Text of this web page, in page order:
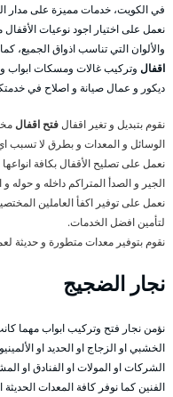
في الكويت، خدمات مميزة على مدار
نعمل على اختيار اجود نوعيات
والألوان التي تناسب اذواق الجميع،
اقفال وتركيب غالات ومسكات ابواب
ديكور و عمال صيانة و اصلاح في
نقوم بتبديل و تغير اقفالفتح اقفال
الوسائل و المعدات و بطرق لا تسبب
نعمل على تصليح الأقفال بكافة
الجير و الصدأ المتراكم داخله و
نعمل على توفير اكفأ العاملين
لتأمين افضل الخدمات.
نقوم بتوفير معدات متطورة و حديثة
نجار الضجيج
نؤمن نجار فتح وتركيب ابواب مهما
الخشبي او الزجاج او الحديد او
الشركات او المولات او الفنادق او
الفنين كما نوفر كافة المعدات